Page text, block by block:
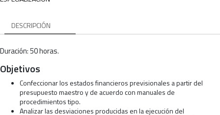
DESCRIPCIÓN
Duración: 50 horas.
Objetivos
Confeccionar los estados financieros previsionales a partir del
presupuesto maestro y de acuerdo con manuales de
procedimientos tipo.
Analizar las desviaciones producidas en la ejecución del